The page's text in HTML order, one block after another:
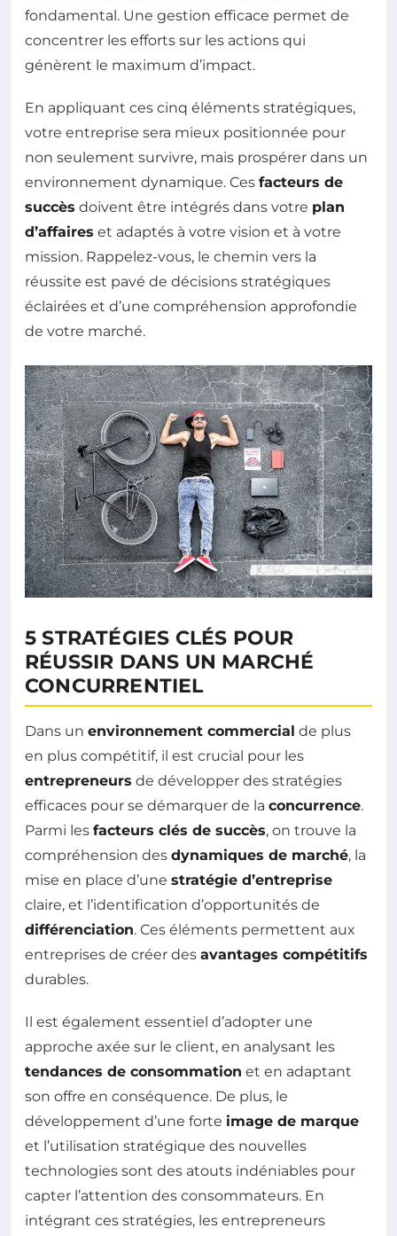
fondamental. Une gestion efficace permet de
concentrer les efforts sur les actions qui
génèrent le maximum d’impact.
En appliquant ces cinq éléments stratégiques,
votre entreprise sera mieux positionnée pour
non seulement survivre, mais prospérer dans un
environnement dynamique. Ces facteurs de
succès doivent être intégrés dans votre plan
d’affaires et adaptés à votre vision et à votre
mission. Rappelez-vous, le chemin vers la
réussite est pavé de décisions stratégiques
éclairées et d’une compréhension approfondie
de votre marché.
5 STRATÉGIES CLÉS POUR
RÉUSSIR DANS UN MARCHÉ
CONCURRENTIEL
Dans un environnement commercial de plus
en plus compétitif, il est crucial pour les
entrepreneurs de développer des stratégies
efficaces pour se démarquer de la concurrence.
Parmi les facteurs clés de succès, on trouve la
compréhension des dynamiques de marché, la
mise en place d’une stratégie d’entreprise
claire, et l’identification d’opportunités de
différenciation. Ces éléments permettent aux
entreprises de créer des avantages compétitifs
durables.
Il est également essentiel d’adopter une
approche axée sur le client, en analysant les
tendances de consommation et en adaptant
son offre en conséquence. De plus, le
développement d’une forte image de marque
et l’utilisation stratégique des nouvelles
technologies sont des atouts indéniables pour
capter l’attention des consommateurs. En
intégrant ces stratégies, les entrepreneurs